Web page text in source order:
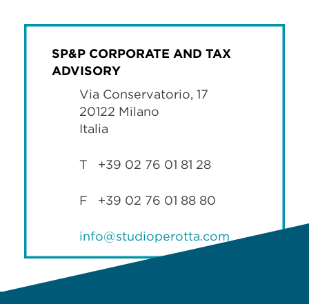
SP&P CORPORATE AND TAX
ADVISORY
Via Conservatorio, 17
20122 Milano
Italia
T +39 02 76 01 81 28
F +39 02 76 01 88 80
info@studioperotta.com